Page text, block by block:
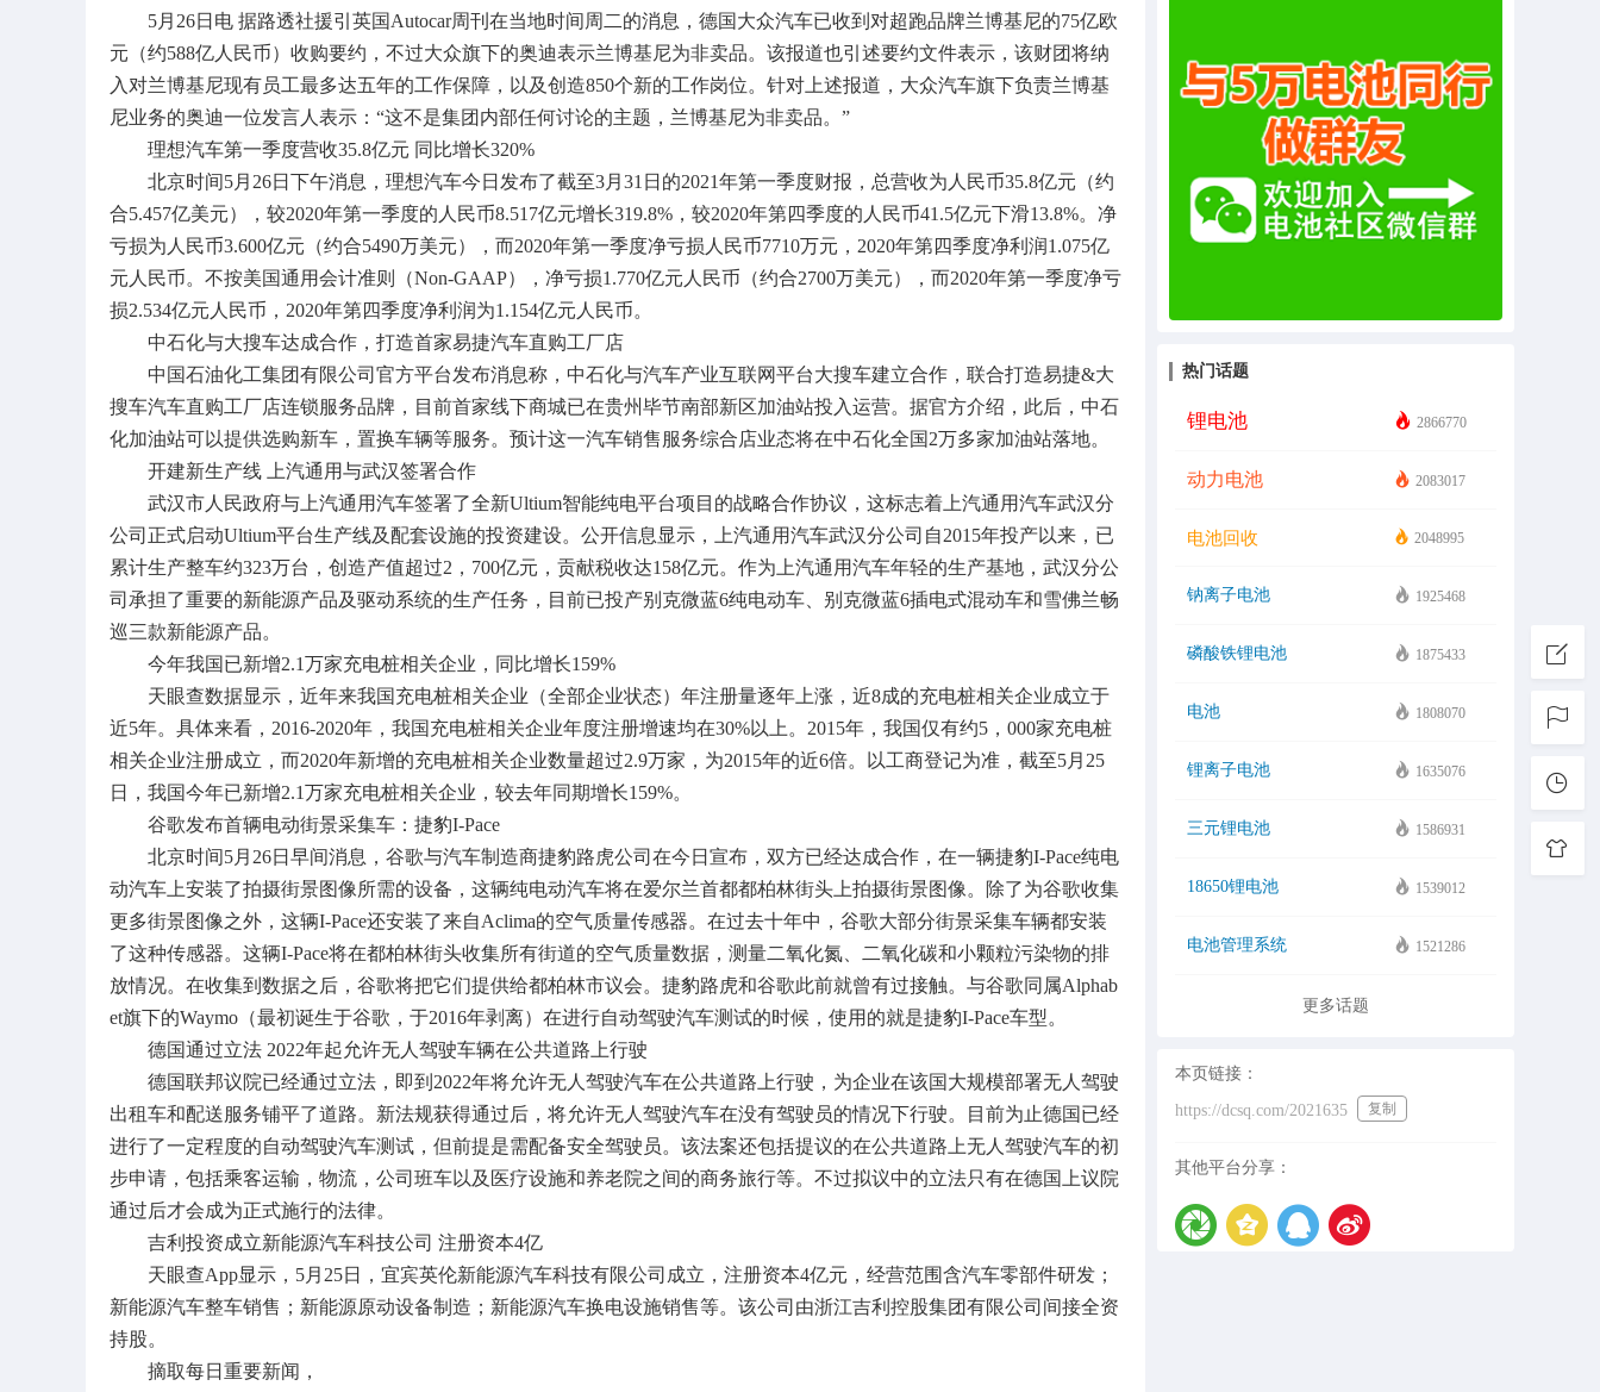
5月26日电 据路透社援引英国Autocar周刊在当地时间周二的消息，德国大众汽车已收到对超跑品牌兰博基尼的75亿欧
元（约588亿人民币）收购要约，不过大众旗下的奥迪表示兰博基尼为非卖品。该报道也引述要约文件表示，该财团将纳
入对兰博基尼现有员工最多达五年的工作保障，以及创造850个新的工作岗位。针对上述报道，大众汽车旗下负责兰博基
尼业务的奥迪一位发言人表示：“这不是集团内部任何讨论的主题，兰博基尼为非卖品。”
理想汽车第一季度营收35.8亿元 同比增长320%
北京时间5月26日下午消息，理想汽车今日发布了截至3月31日的2021年第一季度财报，总营收为人民币35.8亿元（约
合5.457亿美元），较2020年第一季度的人民币8.517亿元增长319.8%，较2020年第四季度的人民币41.5亿元下滑13.8%。净
亏损为人民币3.600亿元（约合5490万美元），而2020年第一季度净亏损人民币7710万元，2020年第四季度净利润1.075亿
元人民币。不按美国通用会计准则（Non-GAAP），净亏损1.770亿元人民币（约合2700万美元），而2020年第一季度净亏
损2.534亿元人民币，2020年第四季度净利润为1.154亿元人民币。
中石化与大搜车达成合作，打造首家易捷汽车直购工厂店
中国石油化工集团有限公司官方平台发布消息称，中石化与汽车产业互联网平台大搜车建立合作，联合打造易捷&大
搜车汽车直购工厂店连锁服务品牌，目前首家线下商城已在贵州毕节南部新区加油站投入运营。据官方介绍，此后，中石
化加油站可以提供选购新车，置换车辆等服务。预计这一汽车销售服务综合店业态将在中石化全国2万多家加油站落地。
开建新生产线 上汽通用与武汉签署合作
武汉市人民政府与上汽通用汽车签署了全新Ultium智能纯电平台项目的战略合作协议，这标志着上汽通用汽车武汉分
公司正式启动Ultium平台生产线及配套设施的投资建设。公开信息显示，上汽通用汽车武汉分公司自2015年投产以来，已
累计生产整车约323万台，创造产值超过2，700亿元，贡献税收达158亿元。作为上汽通用汽车年轻的生产基地，武汉分公
司承担了重要的新能源产品及驱动系统的生产任务，目前已投产别克微蓝6纯电动车、别克微蓝6插电式混动车和雪佛兰畅
巡三款新能源产品。
今年我国已新增2.1万家充电桩相关企业，同比增长159%
天眼查数据显示，近年来我国充电桩相关企业（全部企业状态）年注册量逐年上涨，近8成的充电桩相关企业成立于
近5年。具体来看，2016-2020年，我国充电桩相关企业年度注册增速均在30%以上。2015年，我国仅有约5，000家充电桩
相关企业注册成立，而2020年新增的充电桩相关企业数量超过2.9万家，为2015年的近6倍。以工商登记为准，截至5月25
日，我国今年已新增2.1万家充电桩相关企业，较去年同期增长159%。
谷歌发布首辆电动街景采集车：捷豹I-Pace
北京时间5月26日早间消息，谷歌与汽车制造商捷豹路虎公司在今日宣布，双方已经达成合作，在一辆捷豹I-Pace纯电
动汽车上安装了拍摄街景图像所需的设备，这辆纯电动汽车将在爱尔兰首都都柏林街头上拍摄街景图像。除了为谷歌收集
更多街景图像之外，这辆I-Pace还安装了来自Aclima的空气质量传感器。在过去十年中，谷歌大部分街景采集车辆都安装
了这种传感器。这辆I-Pace将在都柏林街头收集所有街道的空气质量数据，测量二氧化氮、二氧化碳和小颗粒污染物的排
放情况。在收集到数据之后，谷歌将把它们提供给都柏林市议会。捷豹路虎和谷歌此前就曾有过接触。与谷歌同属Alphab
et旗下的Waymo（最初诞生于谷歌，于2016年剥离）在进行自动驾驶汽车测试的时候，使用的就是捷豹I-Pace车型。
德国通过立法 2022年起允许无人驾驶车辆在公共道路上行驶
德国联邦议院已经通过立法，即到2022年将允许无人驾驶汽车在公共道路上行驶，为企业在该国大规模部署无人驾驶
出租车和配送服务铺平了道路。新法规获得通过后，将允许无人驾驶汽车在没有驾驶员的情况下行驶。目前为止德国已经
进行了一定程度的自动驾驶汽车测试，但前提是需配备安全驾驶员。该法案还包括提议的在公共道路上无人驾驶汽车的初
步申请，包括乘客运输，物流，公司班车以及医疗设施和养老院之间的商务旅行等。不过拟议中的立法只有在德国上议院
通过后才会成为正式施行的法律。
吉利投资成立新能源汽车科技公司 注册资本4亿
天眼查App显示，5月25日，宜宾英伦新能源汽车科技有限公司成立，注册资本4亿元，经营范围含汽车零部件研发；
新能源汽车整车销售；新能源原动设备制造；新能源汽车换电设施销售等。该公司由浙江吉利控股集团有限公司间接全资
持股。
摘取每日重要新闻，
热门话题
锂电池 2866770
动力电池 2083017
电池回收 2048995
钠离子电池 1925468
磷酸铁锂电池 1875433
电池 1808070
锂离子电池 1635076
三元锂电池 1586931
18650锂电池 1539012
电池管理系统 1521286
更多话题
本页链接：
https://dcsq.com/2021635 复制
其他平台分享：